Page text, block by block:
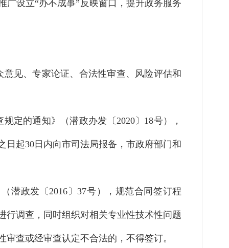
广设立“办不成事”反映窗口，提升政务服务
见、专家论证、合法性审查、风险评估和
定的通知》 （潜政办发〔 2020〕18号） ，
日起30日内向市司法局报备，市政府部门和
（潜政发〔2016〕37号） ，规范合同签订程
行调查，同时组织对相关专业性技术性问题
查或经审查认定不合法的，不得签订。